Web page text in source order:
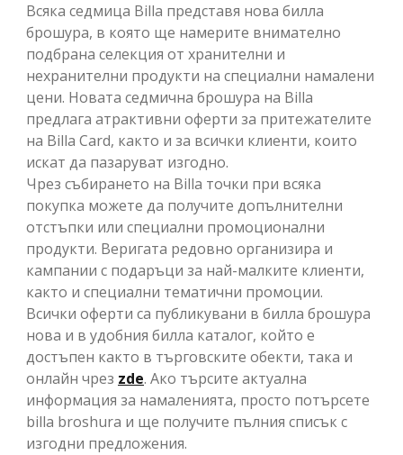
Всяка седмица Billa представя нова билла
брошура, в която ще намерите внимателно
подбрана селекция от хранителни и
нехранителни продукти на специални намалени
цени. Новата седмична брошура на Billa
предлага атрактивни оферти за притежателите
на Billa Card, както и за всички клиенти, които
искат да пазаруват изгодно.
Чрез събирането на Billa точки при всяка
покупка можете да получите допълнителни
отстъпки или специални промоционални
продукти. Веригата редовно организира и
кампании с подаръци за най-малките клиенти,
както и специални тематични промоции.
Всички оферти са публикувани в билла брошура
нова и в удобния билла каталог, който е
достъпен както в търговските обекти, така и
онлайн чрез zde. Ако търсите актуална
информация за намаленията, просто потърсете
billa broshura и ще получите пълния списък с
изгодни предложения.